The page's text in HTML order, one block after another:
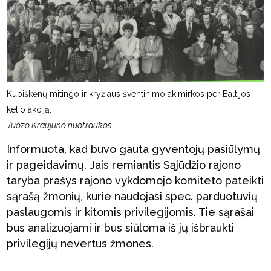
Kupiškėnų mitingo ir kryžiaus šventinimo akimirkos per Baltijos
kelio akciją.
Juozo Kraujūno nuotraukos
Informuota, kad buvo gauta gyventojų pasiūlymų
ir pageidavimų. Jais remiantis Sąjūdžio rajono
taryba prašys rajono vykdomojo komiteto pateikti
sąrašą žmonių, kurie naudojasi spec. parduotuvių
paslaugomis ir kitomis privilegijomis. Tie sąrašai
bus analizuojami ir bus siūloma iš jų išbraukti
privilegijų nevertus žmones.